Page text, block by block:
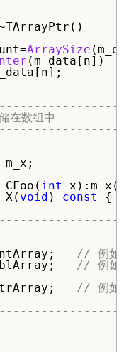
ArraySize
将存储在数
int
void ) const {
// 例如